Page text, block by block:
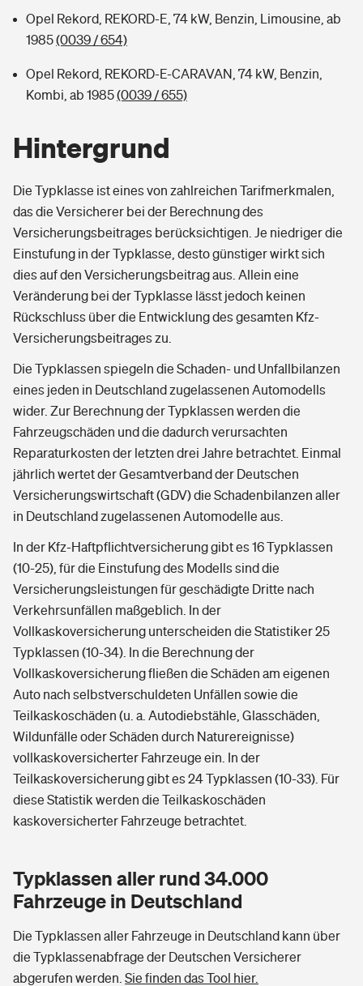
Opel Rekord, REKORD-E, 74 kW, Benzin, Limousine, ab
1985(0039 / 654)
Opel Rekord, REKORD-E-CARAVAN, 74 kW, Benzin,
Kombi, ab 1985(0039 / 655)
Hintergrund
Die Typklasse ist eines von zahlreichen Tarifmerkmalen,
das die Versicherer bei der Berechnung des
Versicherungsbeitrages berücksichtigen. Je niedriger die
Einstufung in der Typklasse, desto günstiger wirkt sich
dies auf den Versicherungsbeitrag aus. Allein eine
Veränderung bei der Typklasse lässt jedoch keinen
Rückschluss über die Entwicklung des gesamten Kfz-
Versicherungsbeitrages zu.
Die Typklassen spiegeln die Schaden- und Unfallbilanzen
eines jeden in Deutschland zugelassenen Automodells
wider. Zur Berechnung der Typklassen werden die
Fahrzeugschäden und die dadurch verursachten
Reparaturkosten der letzten drei Jahre betrachtet. Einmal
jährlich wertet der Gesamtverband der Deutschen
Versicherungswirtschaft (GDV) die Schadenbilanzen aller
in Deutschland zugelassenen Automodelle aus.
In der Kfz-Haftpflichtversicherung gibt es 16 Typklassen
(10-25), für die Einstufung des Modells sind die
Versicherungsleistungen für geschädigte Dritte nach
Verkehrsunfällen maßgeblich. In der
Vollkaskoversicherung unterscheiden die Statistiker 25
Typklassen (10-34). In die Berechnung der
Vollkaskoversicherung fließen die Schäden am eigenen
Auto nach selbstverschuldeten Unfällen sowie die
Teilkaskoschäden (u. a. Autodiebstähle, Glasschäden,
Wildunfälle oder Schäden durch Naturereignisse)
vollkaskoversicherter Fahrzeuge ein. In der
Teilkaskoversicherung gibt es 24 Typklassen (10-33). Für
diese Statistik werden die Teilkaskoschäden
kaskoversicherter Fahrzeuge betrachtet.
Typklassen aller rund 34.000
Fahrzeuge in Deutschland
Die Typklassen aller Fahrzeuge in Deutschland kann über
die Typklassenabfrage der Deutschen Versicherer
abgerufen werden. Sie finden das Tool hier.